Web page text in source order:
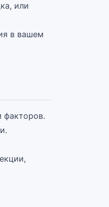
или
в вашем